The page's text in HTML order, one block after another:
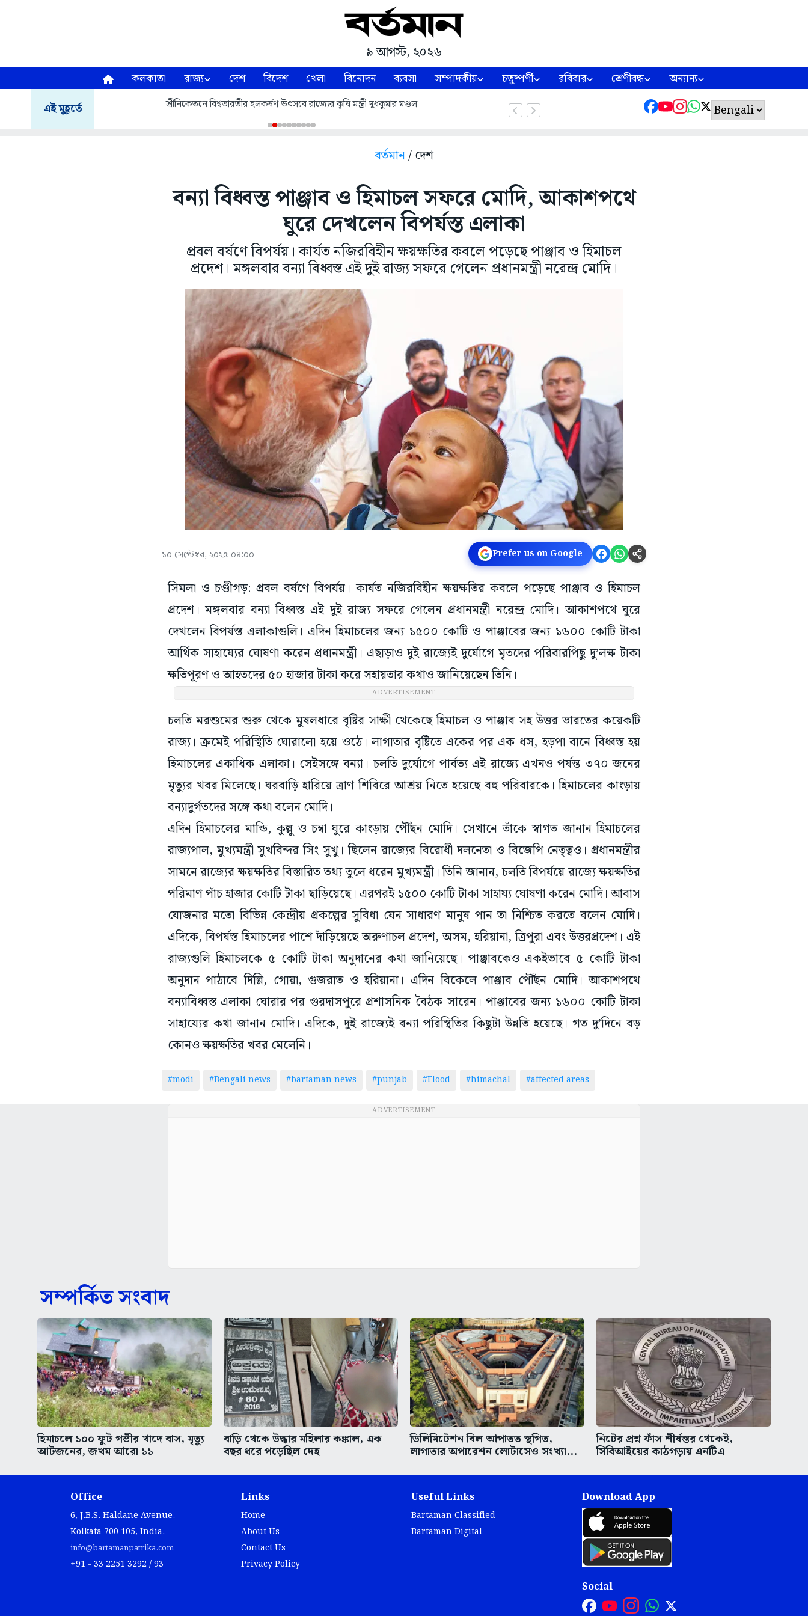
৯ আগস্ট, ২০২৬
কলকাতা রাজ্য দেশ বিদেশ খেলা বিনোদন ব্যবসা সম্পাদকীয় চতুষ্পর্ণী রবিবার শ্রেণীবদ্ধ অন্যান্য
এই মুহূর্তে শ্রীনিকেতনে বিশ্বভারতীর হলকর্ষণ উৎসবে রাজ্যের কৃষি মন্ত্রী দুধকুমার মণ্ডল
বর্তমান/ দেশ
বন্যা বিধ্বস্ত পাঞ্জাব ও হিমাচল সফরে মোদি, আকাশপথে
ঘুরে দেখলেন বিপর্যস্ত এলাকা
প্রবল বর্ষণে বিপর্যয়। কার্যত নজিরবিহীন ক্ষয়ক্ষতির কবলে পড়েছে পাঞ্জাব ও হিমাচল
প্রদেশ। মঙ্গলবার বন্যা বিধ্বস্ত এই দুই রাজ্য সফরে গেলেন প্রধানমন্ত্রী নরেন্দ্র মোদি।
১০ সেপ্টেম্বর, ২০২৫ ০৪:০০ Prefer us on Google
সিমলা ও চণ্ডীগড়: প্রবল বর্ষণে বিপর্যয়। কার্যত নজিরবিহীন ক্ষয়ক্ষতির কবলে পড়েছে পাঞ্জাব ও হিমাচল
প্রদেশ। মঙ্গলবার বন্যা বিধ্বস্ত এই দুই রাজ্য সফরে গেলেন প্রধানমন্ত্রী নরেন্দ্র মোদি। আকাশপথে ঘুরে
দেখলেন বিপর্যস্ত এলাকাগুলি। এদিন হিমাচলের জন্য ১৫০০ কোটি ও পাঞ্জাবের জন্য ১৬০০ কোটি টাকা
আর্থিক সাহায্যের ঘোষণা করেন প্রধানমন্ত্রী। এছাড়াও দুই রাজ্যেই দুর্যোগে মৃতদের পরিবারপিছু দু’লক্ষ টাকা
ক্ষতিপূরণ ও আহতদের ৫০ হাজার টাকা করে সহায়তার কথাও জানিয়েছেন তিনি।
ADVERTISEMENT
চলতি মরশুমের শুরু থেকে মুষলধারে বৃষ্টির সাক্ষী থেকেছে হিমাচল ও পাঞ্জাব সহ উত্তর ভারতের কয়েকটি
রাজ্য। ক্রমেই পরিস্থিতি ঘোরালো হয়ে ওঠে। লাগাতার বৃষ্টিতে একের পর এক ধস, হড়পা বানে বিধ্বস্ত হয়
হিমাচলের একাধিক এলাকা। সেইসঙ্গে বন্যা। চলতি দুর্যোগে পার্বত্য এই রাজ্যে এখনও পর্যন্ত ৩৭০ জনের
মৃত্যুর খবর মিলেছে। ঘরবাড়ি হারিয়ে ত্রাণ শিবিরে আশ্রয় নিতে হয়েছে বহু পরিবারকে। হিমাচলের কাংড়ায়
বন্যাদুর্গতদের সঙ্গে কথা বলেন মোদি।
এদিন হিমাচলের মান্ডি, কুল্লু ও চম্বা ঘুরে কাংড়ায় পৌঁছন মোদি। সেখানে তাঁকে স্বাগত জানান হিমাচলের
রাজ্যপাল, মুখ্যমন্ত্রী সুখবিন্দর সিং সুখু। ছিলেন রাজ্যের বিরোধী দলনেতা ও বিজেপি নেতৃত্বও। প্রধানমন্ত্রীর
সামনে রাজ্যের ক্ষয়ক্ষতির বিস্তারিত তথ্য তুলে ধরেন মুখ্যমন্ত্রী। তিনি জানান, চলতি বিপর্যয়ে রাজ্যে ক্ষয়ক্ষতির
পরিমাণ পাঁচ হাজার কোটি টাকা ছাড়িয়েছে। এরপরই ১৫০০ কোটি টাকা সাহায্য ঘোষণা করেন মোদি। আবাস
যোজনার মতো বিভিন্ন কেন্দ্রীয় প্রকল্পের সুবিধা যেন সাধারণ মানুষ পান তা নিশ্চিত করতে বলেন মোদি।
এদিকে, বিপর্যস্ত হিমাচলের পাশে দাঁড়িয়েছে অরুণাচল প্রদেশ, অসম, হরিয়ানা, ত্রিপুরা এবং উত্তরপ্রদেশ। এই
রাজ্যগুলি হিমাচলকে ৫ কোটি টাকা অনুদানের কথা জানিয়েছে। পাঞ্জাবকেও একইভাবে ৫ কোটি টাকা
অনুদান পাঠাবে দিল্লি, গোয়া, গুজরাত ও হরিয়ানা। এদিন বিকেলে পাঞ্জাব পৌঁছন মোদি। আকাশপথে
বন্যাবিধ্বস্ত এলাকা ঘোরার পর গুরদাসপুরে প্রশাসনিক বৈঠক সারেন। পাঞ্জাবের জন্য ১৬০০ কোটি টাকা
সাহায্যের কথা জানান মোদি। এদিকে, দুই রাজ্যেই বন্যা পরিস্থিতির কিছুটা উন্নতি হয়েছে। গত দু’দিনে বড়
কোনও ক্ষয়ক্ষতির খবর মেলেনি।
#modi #Bengali news #bartaman news #punjab #Flood #himachal #affected areas
ADVERTISEMENT
সম্পর্কিত সংবাদ
হিমাচলে ১০০ ফুট গভীর খাদে বাস, মৃত্যু
আটজনের, জখম আরো ১১
বাড়ি থেকে উদ্ধার মহিলার কঙ্কাল, এক
বছর ধরে পড়েছিল দেহ
ডিলিমিটেশন বিল আপাতত স্থগিত,
লাগাতার অপারেশন লোটাসেও সংখ্যা...
নিটের প্রশ্ন ফাঁস শীর্ষস্তর থেকেই,
সিবিআইয়ের কাঠগড়ায় এনটিএ
Office
6, J.B.S. Haldane Avenue,
Kolkata 700 105, India.
info@bartamanpatrika.com
+91 - 33 2251 3292 / 93
Links
Home
About Us
Contact Us
Privacy Policy
Useful Links
Bartaman Classified
Bartaman Digital
Download App
Social